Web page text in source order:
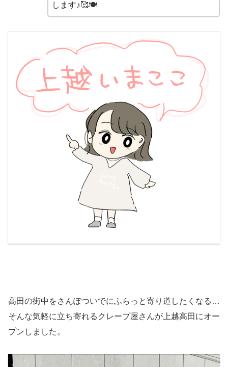
します♪🥰🍽
高田の街中をさんぽついでにふらっと寄り道したくなる…
そんな気軽に立ち寄れるクレープ屋さんが上越高田にオー
プンしました。